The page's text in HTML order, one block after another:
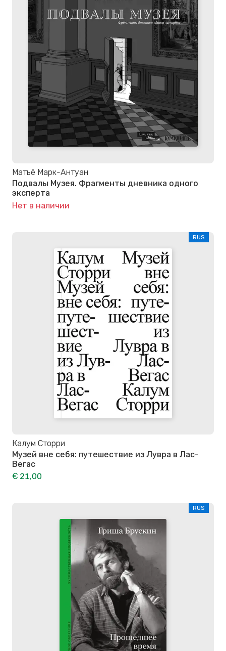
Матьё Марк-Антуан
Подвалы Музея. Фрагменты дневника одного
эксперта
Нет в наличии
RUS
Калум Сторри
Музей вне себя: путешествие из Лувра в Лас-
Вегас
€ 21,00
RUS